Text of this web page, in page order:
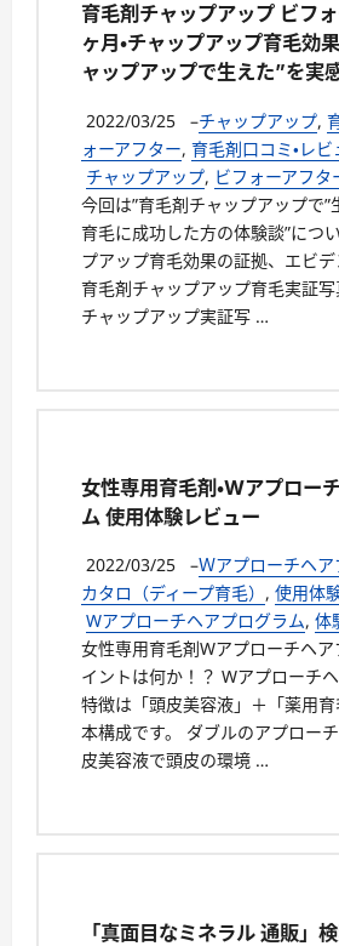
育毛剤チャップアップ ビフ
ヶ月・チャップアップ育毛効
ャップアップで生えた”を実
2022/03/25 –チャップアップ,
ォーアフター, 育毛剤口コミ・レビ
チャップアップ, ビフォーアフタ
今回は”育毛剤チャップアップで”
育毛に成功した方の体験談”につ
プアップ育毛効果の証拠、エビ
育毛剤チャップアップ育毛実証
チャップアップ実証写 …
女性専用育毛剤・Wアプロー
ム 使用体験レビュー
2022/03/25 –Ｗアプローチヘア
カタロ（ディープ育毛） , 使用体
Wアプローチヘアプログラム, 体
女性専用育毛剤Wアプローチヘ
イントは何か！？ Wアプローチ
特徴は「頭皮美容液」＋「薬用
本構成です。 ダブルのアプロー
皮美容液で頭皮の環境 …
「真面目なミネラル 通販」